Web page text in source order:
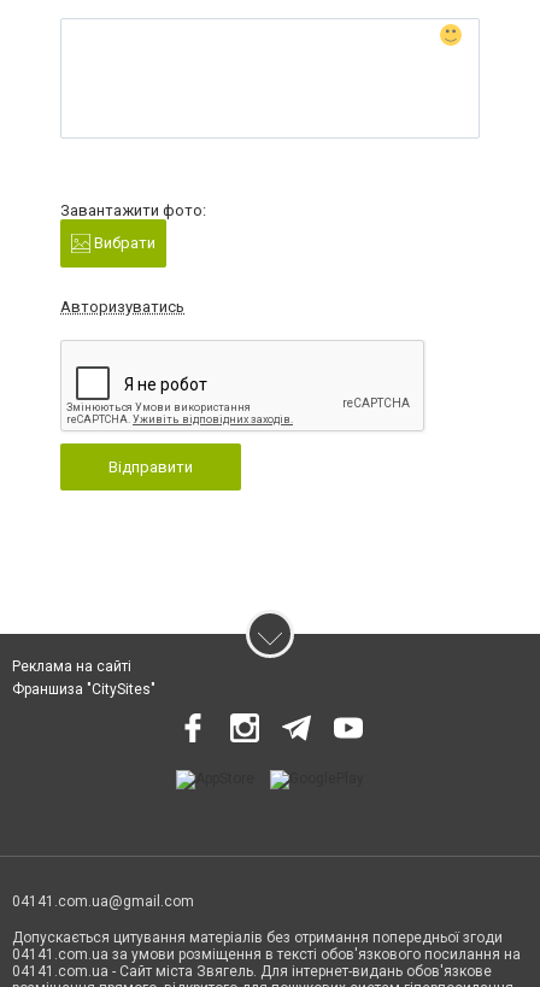
Завантажити фото:
Вибрати
Авторизуватись
Відправити
Реклама на сайті
Франшиза "CitySites"
04141.com.ua@gmail.com
Допускається цитування матеріалів без отримання попередньої згоди
04141.com.ua за умови розміщення в тексті обов'язкового посилання на
04141.com.ua - Сайт міста Звягель. Для інтернет-видань обов'язкове